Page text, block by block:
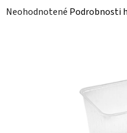
Priemerné
Neohodnotené Podrobnosti